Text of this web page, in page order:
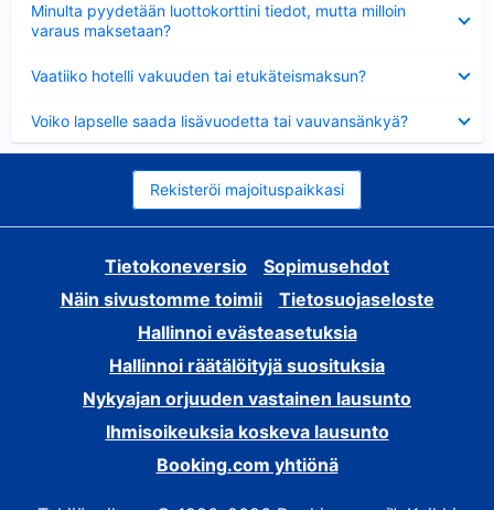
Minulta pyydetään luottokorttini tiedot, mutta milloin
varaus maksetaan?
Vaatiiko hotelli vakuuden tai etukäteismaksun?
Voiko lapselle saada lisävuodetta tai vauvansänkyä?
Rekisteröi majoituspaikkasi
Tietokoneversio
Sopimusehdot
Näin sivustomme toimii
Tietosuojaseloste
Hallinnoi evästeasetuksia
Hallinnoi räätälöityjä suosituksia
Nykyajan orjuuden vastainen lausunto
Ihmisoikeuksia koskeva lausunto
Booking.com yhtiönä